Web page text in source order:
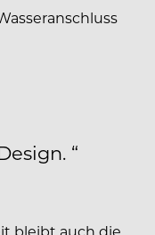
“
bleibt auch die